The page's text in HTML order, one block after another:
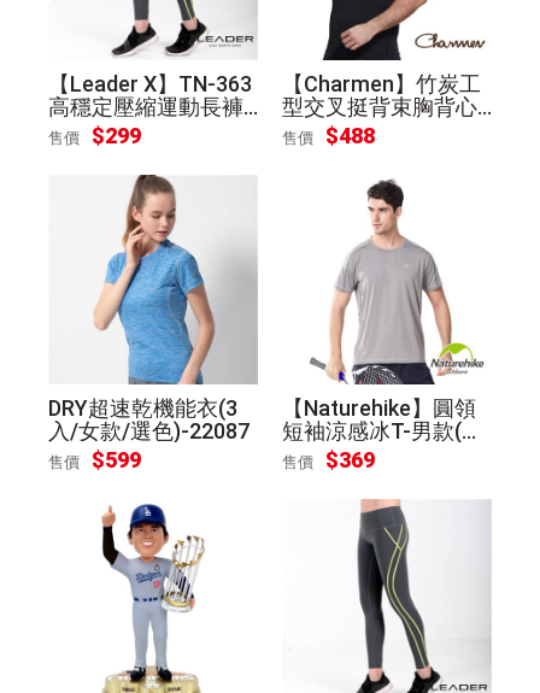
【Leader X】TN-363
高穩定壓縮運動長褲
九分褲 女款-灰底亮綠
線S
售價 $299
【Charmen】竹炭工
型交叉挺背束胸背心
男性塑身衣(黑色 L)
售價 $488
DRY超速乾機能衣(3
入/女款/選色)-22087
售價 $599
【Naturehike】圓領
短袖涼感冰T-男款(雅
仕灰XL)
售價 $369